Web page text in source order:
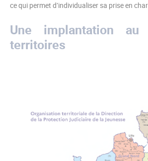
ce qui permet d’individualiser sa prise en
Une implantation
territoires